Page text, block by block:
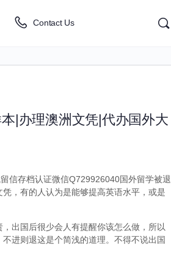
Contact Us
|办理澳洲文凭|代办国外大
信存档认证微信Q729926040国外留学被退
，有的人认为是能够提高英语水平，或是
出国后很少会人有提醒你该怎么做，所以
进则退这是个简浅的道理。不得不说出国